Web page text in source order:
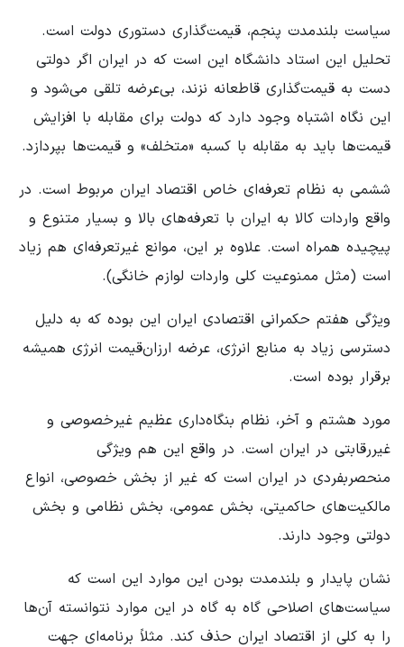
سیاست بلندمدت پنجم، قیمت‌گذاری دستوری دولت است.
تحلیل این استاد دانشگاه این است که در ایران اگر دولتی
دست به قیمت‌گذاری قاطعانه نزند، بی‌عرضه تلقی می‌شود و
این نگاه اشتباه وجود دارد که دولت برای مقابله با افزایش
قیمت‌ها باید به مقابله با کسبه «متخلف» و قیمت‌ها بپردازد.
ششمی به نظام تعرفه‌ای خاص اقتصاد ایران مربوط است. در
واقع واردات کالا به ایران با تعرفه‌های بالا و بسیار متنوع و
پیچیده همراه است. علاوه بر این، موانع غیرتعرفه‌ای هم زیاد
است (مثل ممنوعیت کلی واردات لوازم خانگی).
ویژگی هفتم حکمرانی اقتصادی ایران این بوده که به دلیل
دسترسی زیاد به منابع انرژی، عرضه ارزان‌قیمت انرژی همیشه
برقرار بوده است.
مورد هشتم و آخر، نظام بنگاه‌داری عظیم غیرخصوصی و
غیررقابتی در ایران است. در واقع این هم ویژگی
منحصربفردی در ایران است که غیر از بخش خصوصی، انواع
مالکیت‌های حاکمیتی، بخش عمومی، بخش نظامی و بخش
دولتی وجود دارند.
نشان پایدار و بلندمدت بودن این موارد این است که
سیاست‌های اصلاحی گاه به گاه در این موارد نتوانسته آن‌ها
را به کلی از اقتصاد ایران حذف کند. مثلاً برنامه‌ای جهت